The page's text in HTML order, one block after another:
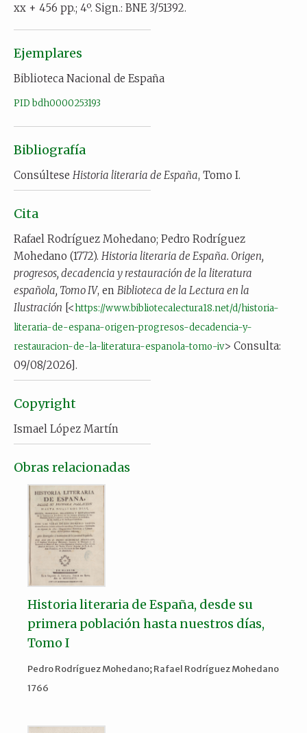
xx + 456 pp.; 4º. Sign.: BNE 3/51392.
Ejemplares
Biblioteca Nacional de España
PID bdh0000253193
Bibliografía
Consúltese Historia literaria de España, Tomo I.
Cita
Rafael Rodríguez Mohedano; Pedro Rodríguez
Mohedano (1772). Historia literaria de España. Origen,
progresos, decadencia y restauración de la literatura
española, Tomo IV, en Biblioteca de la Lectura en la
Ilustración [<https://www.bibliotecalectura18.net/d/historia-
literaria-de-espana-origen-progresos-decadencia-y-
restauracion-de-la-literatura-espanola-tomo-iv> Consulta:
09/08/2026].
Copyright
Ismael López Martín
Obras relacionadas
Historia literaria de España, desde su
primera población hasta nuestros días,
Tomo I
Pedro Rodríguez Mohedano; Rafael Rodríguez Mohedano
1766